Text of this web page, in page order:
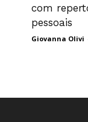
com
pessoais
Giovanna Olivi